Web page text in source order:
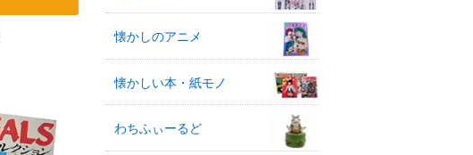
懐かしのアニメ
懐かしい本・紙モノ
わちふぃーるど